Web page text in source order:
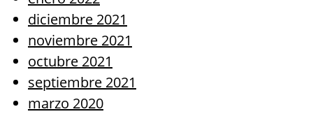
diciembre 2021
noviembre 2021
octubre 2021
septiembre 2021
marzo 2020